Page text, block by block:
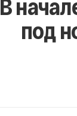
В
под